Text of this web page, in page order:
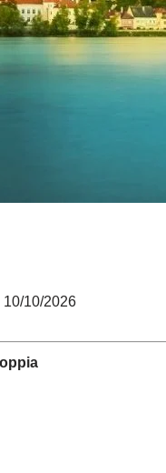
10/10/2026